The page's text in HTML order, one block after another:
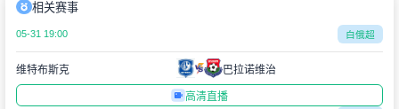
相关赛事
05-31 19:00 白俄超
维特布斯克 巴拉诺维治
高清直播